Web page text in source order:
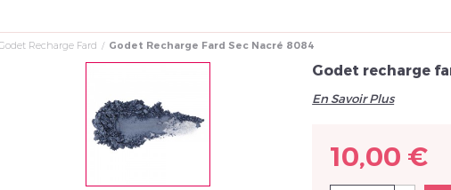
Recharge Fard Godet Recharge Fard Sec Nacré 8084
Godet recharge
En Savoir Plus
10,00 €